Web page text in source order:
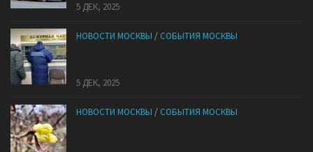
5 ДЕК, 2025
НОВОСТИ МОСКВЫ / СОБЫТИЯ МОСКВЫ
5 ДЕК, 2025
НОВОСТИ МОСКВЫ / СОБЫТИЯ МОСКВЫ